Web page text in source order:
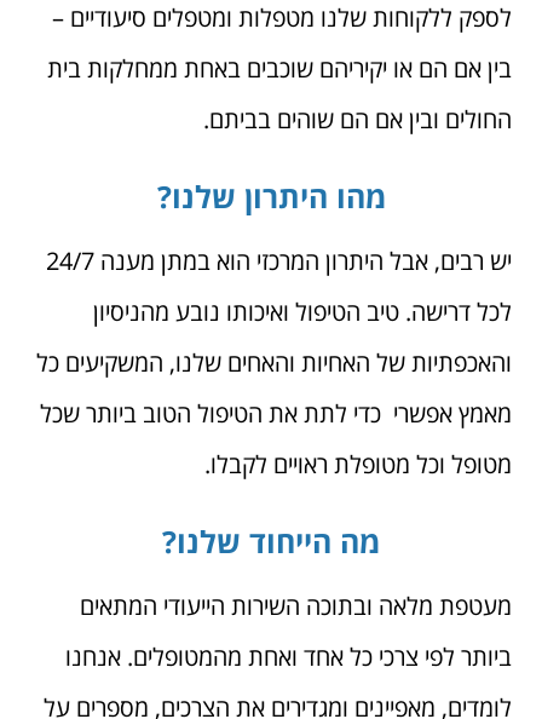
לספק ללקוחות שלנו מטפלות ומטפלים סיעודיים –
בין אם הם או יקיריהם שוכבים באחת ממחלקות בית
החולים ובין אם הם שוהים בביתם.
מהו היתרון שלנו?
יש רבים, אבל היתרון המרכזי הוא במתן מענה 24/7
לכל דרישה. טיב הטיפול ואיכותו נובע מהניסיון
והאכפתיות של האחיות והאחים שלנו, המשקיעים כל
מאמץ אפשרי כדי לתת את הטיפול הטוב ביותר שכל
מטופל וכל מטופלת ראויים לקבלו.
מה הייחוד שלנו?
מעטפת מלאה ובתוכה השירות הייעודי המתאים
ביותר לפי צרכי כל אחד ואחת מהמטופלים. אנחנו
לומדים, מאפיינים ומגדירים את הצרכים, מספרים על